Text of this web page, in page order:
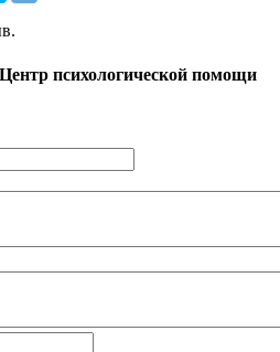
психологической помощи